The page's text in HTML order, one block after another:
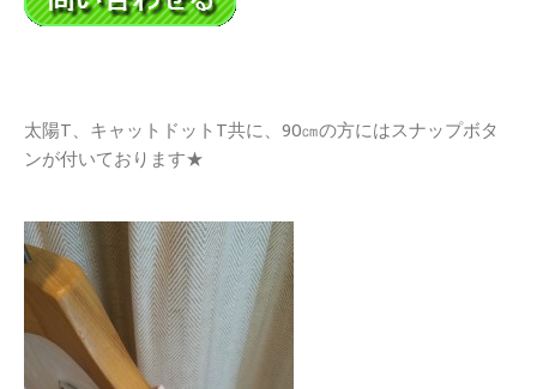
太陽T、キャットドットT共に、90㎝の方にはスナップボタ
ンが付いております★